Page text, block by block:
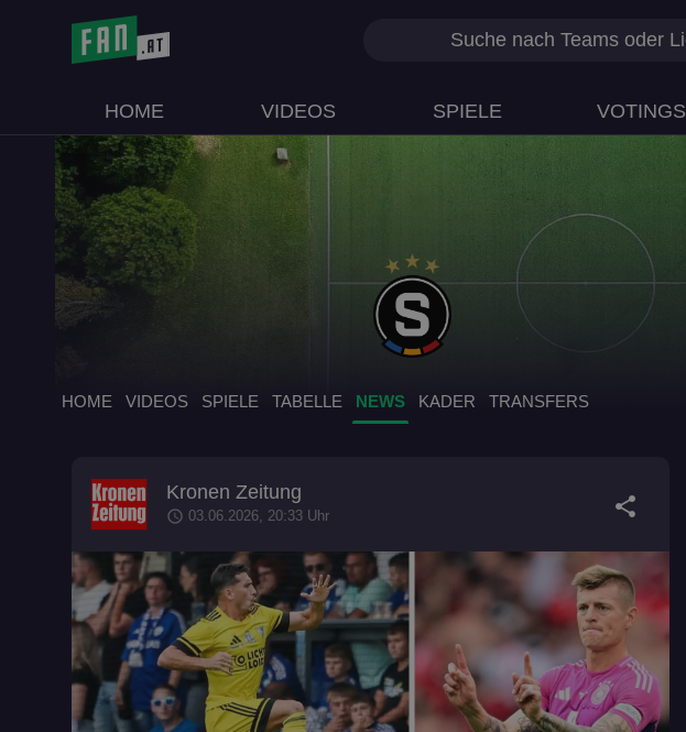
HOME VIDEOS SPIELE VOTINGS
HOME VIDEOS SPIELE TABELLE NEWS KADER TRANSFERS
Kronen Zeitung
schedule 03.06.2026, 20:33 Uhr share